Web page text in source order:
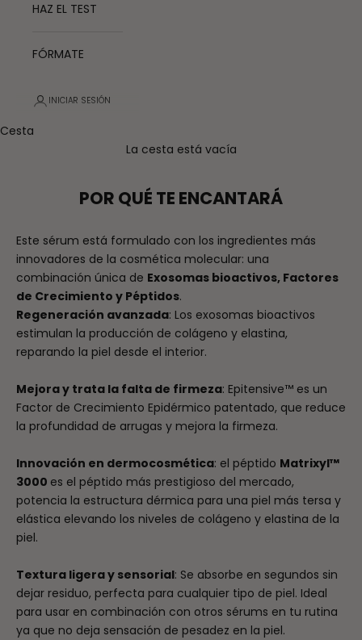
HAZ EL TEST
FÓRMATE
INICIAR SESIÓN
Cesta
La cesta está vacía
POR QUÉ TE ENCANTARÁ
Este sérum está formulado con los ingredientes más
innovadores de la cosmética molecular: una
combinación única de Exosomas bioactivos, Factores
de Crecimiento y Péptidos.
Regeneración avanzada: Los exosomas bioactivos
estimulan la producción de colágeno y elastina,
reparando la piel desde el interior.
Mejora y trata la falta de firmeza: Epitensive™ es un
Factor de Crecimiento Epidérmico patentado, que reduce
la profundidad de arrugas y mejora la firmeza.
Innovación en dermocosmética: el péptido Matrixyl™
3000 es el péptido más prestigioso del mercado,
potencia la estructura dérmica para una piel más tersa y
elástica elevando los niveles de colágeno y elastina de la
piel.
Textura ligera y sensorial: Se absorbe en segundos sin
dejar residuo, perfecta para cualquier tipo de piel. Ideal
para usar en combinación con otros sérums en tu rutina
ya que no deja sensación de pesadez en la piel.